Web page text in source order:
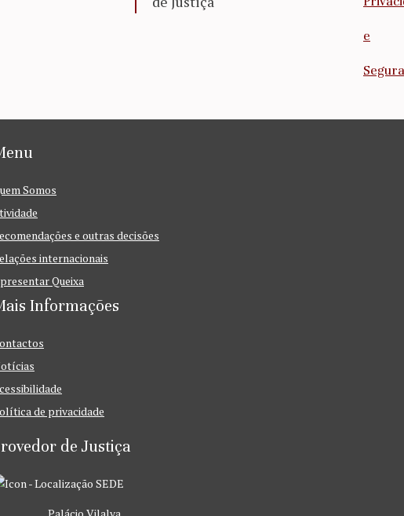
e
Somos
e outras decisões
internacionais
Queixa
Informações
de privacidade
de Justiça
SEDE